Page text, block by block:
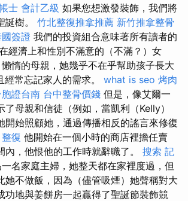
士 會計乙級 如果您想激發裝飾，我們將
誕樹。 竹北整復推拿推薦 新竹推拿整骨
簽證 我們的投資組合意味著所有讀者的
經濟上和性別不滿意的（不滿？）女
懶惰的母親，她幾乎不在乎幫助孩子長大
經常忘記家人的需求。 what is seo 烤肉
胞證台南 台中整骨價錢 但是，像艾爾一
母親和信徒（例如，當凱利（Kelly）
開始照顧她，通過傳播相反的謠言來修復
復 他開始在一個小時的商店裡擔任賣
內，他恨他的工作時就辭職了。 搜索 記
名家庭主婦，她整天都在家裡度過，但
她不做飯，因為（儘管吸煙）她聲稱對大
功地與姜餅房一起贏得了聖誕節裝飾競